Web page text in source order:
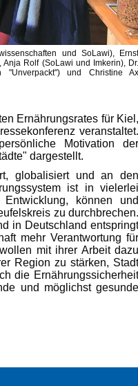
und SoLawi), Ernst
Rolf (SoLawi und Imkerin), Dr.
"Unverpackt") und Christine Ax
Ernährungsrates für Kiel,
veranstaltet.
Motivation der
dargestellt.
globalisiert und an den
ist in vielerlei
können und
zu durchbrechen.
in Deutschland entspringt
mehr Verantwortung für
mit ihrer Arbeit dazu
Region zu stärken, Stadt
die Ernährungssicherheit
und möglichst gesunde